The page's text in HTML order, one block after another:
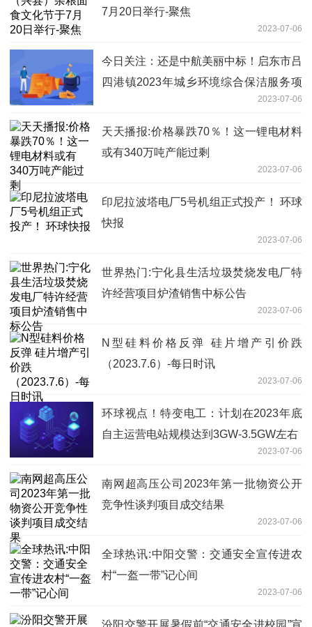
7月20日举行-聚焦
2023-07-06
今日关注：还是中航美丽中标！启东市吕
四港镇2023年城乡环境综合保洁服务项
2023-07-06
天天播报:价格暴跌70％！这一锂电材料
或有340万吨产能过剩
2023-07-06
印尼拉波塔电厂5号机组正式投产！ 环球
快报
2023-07-06
世界热门:宁化县生活垃圾焚烧发电厂特
许经营项目炉渣销售中标公告
2023-07-06
N型硅料价格反弹 硅片增产引价跌
（2023.7.6）-每日时讯
2023-07-06
环球视点！特变电工：计划在2023年底
自主运营电站规模达到3GW-3.5GW左右
2023-07-06
南网超高压公司2023年第一批物资公开
竞争性谈判项目成交结果
2023-07-06
全球热讯:中阳交警：交通安全宣传进农
村“一盔一带”记心间
2023-07-06